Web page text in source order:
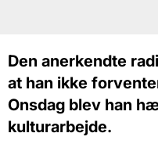
Den anerkendte
at han ikke
Onsdag blev han
kulturarbejde.